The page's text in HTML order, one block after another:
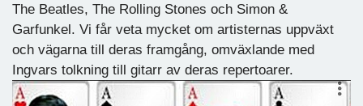
The Beatles, The Rolling Stones och Simon &
Garfunkel. Vi får veta mycket om artisternas uppväxt
och vägarna till deras framgång, omväxlande med
Ingvars tolkning till gitarr av deras repertoarer.